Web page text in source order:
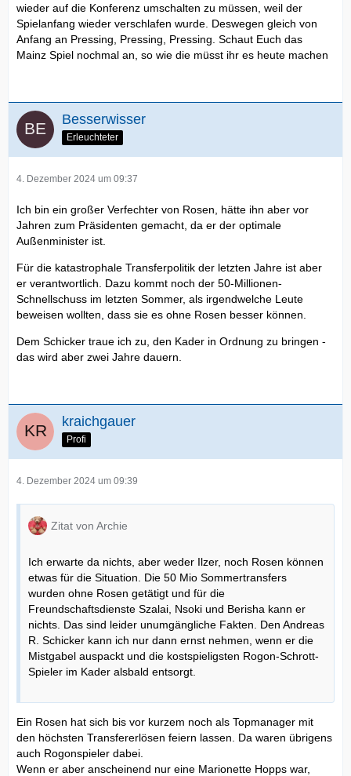
wieder auf die Konferenz umschalten zu müssen, weil der
Spielanfang wieder verschlafen wurde. Deswegen gleich von
Anfang an Pressing, Pressing, Pressing. Schaut Euch das
Mainz Spiel nochmal an, so wie die müsst ihr es heute machen
Besserwisser
Erleuchteter
4. Dezember 2024 um 09:37
Ich bin ein großer Verfechter von Rosen, hätte ihn aber vor
Jahren zum Präsidenten gemacht, da er der optimale
Außenminister ist.
Für die katastrophale Transferpolitik der letzten Jahre ist aber
er verantwortlich. Dazu kommt noch der 50-Millionen-
Schnellschuss im letzten Sommer, als irgendwelche Leute
beweisen wollten, dass sie es ohne Rosen besser können.
Dem Schicker traue ich zu, den Kader in Ordnung zu bringen -
das wird aber zwei Jahre dauern.
kraichgauer
Profi
4. Dezember 2024 um 09:39
Zitat von Archie
Ich erwarte da nichts, aber weder Ilzer, noch Rosen können
etwas für die Situation. Die 50 Mio Sommertransfers
wurden ohne Rosen getätigt und für die
Freundschaftsdienste Szalai, Nsoki und Berisha kann er
nichts. Das sind leider unumgängliche Fakten. Den Andreas
R. Schicker kann ich nur dann ernst nehmen, wenn er die
Mistgabel auspackt und die kostspieligsten Rogon-Schrott-
Spieler im Kader alsbald entsorgt.
Ein Rosen hat sich bis vor kurzem noch als Topmanager mit
den höchsten Transfererlösen feiern lassen. Da waren übrigens
auch Rogonspieler dabei.
Wenn er aber anscheinend nur eine Marionette Hopps war,